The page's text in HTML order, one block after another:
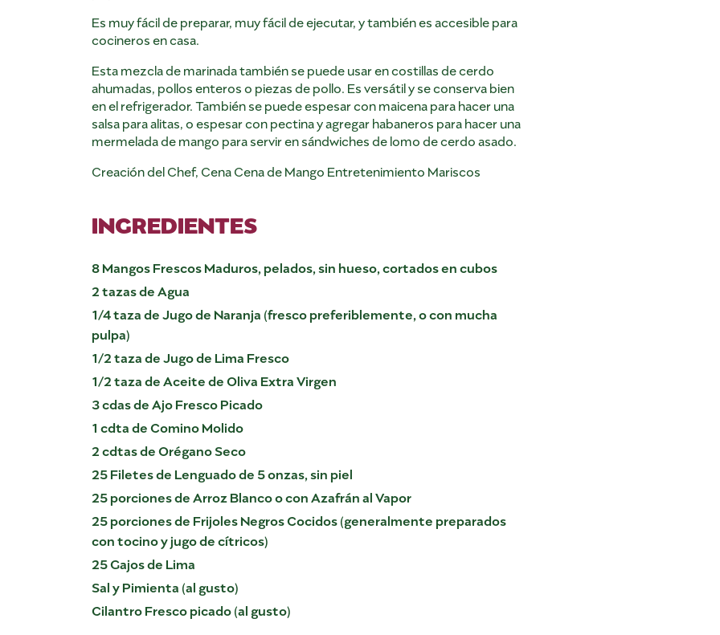
Es muy fácil de preparar, muy fácil de ejecutar, y también es accesible para
cocineros en casa.
Esta mezcla de marinada también se puede usar en costillas de cerdo
ahumadas, pollos enteros o piezas de pollo. Es versátil y se conserva bien
en el refrigerador. También se puede espesar con maicena para hacer una
salsa para alitas, o espesar con pectina y agregar habaneros para hacer una
mermelada de mango para servir en sándwiches de lomo de cerdo asado.
Creación del Chef, Cena Cena de Mango Entretenimiento Mariscos
INGREDIENTES
8 Mangos Frescos Maduros, pelados, sin hueso, cortados en cubos
2 tazas de Agua
1/4 taza de Jugo de Naranja (fresco preferiblemente, o con mucha
pulpa)
1/2 taza de Jugo de Lima Fresco
1/2 taza de Aceite de Oliva Extra Virgen
3 cdas de Ajo Fresco Picado
1 cdta de Comino Molido
2 cdtas de Orégano Seco
25 Filetes de Lenguado de 5 onzas, sin piel
25 porciones de Arroz Blanco o con Azafrán al Vapor
25 porciones de Frijoles Negros Cocidos (generalmente preparados
con tocino y jugo de cítricos)
25 Gajos de Lima
Sal y Pimienta (al gusto)
Cilantro Fresco picado (al gusto)